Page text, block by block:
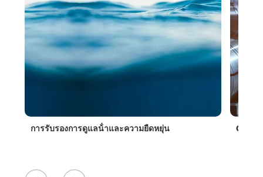
การรับรองการดูแลน้ําและความยืดหยุ่น